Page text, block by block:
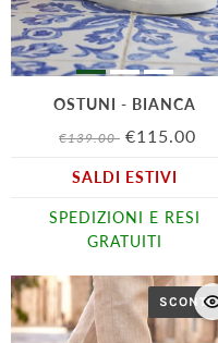
OSTUNI - BIANCA
€139.00 €115.00
SALDI ESTIVI
SPEDIZIONI E RESI
GRATUITI
SCONTO